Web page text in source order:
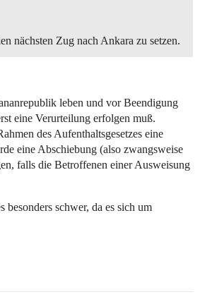
nächsten Zug nach Ankara zu setzen.
leben und vor Beendigung
eine Verurteilung erfolgen muß.
des Aufenthaltsgesetzes eine
eine Abschiebung (also zwangsweise
falls die Betroffenen einer Ausweisung
schwer, da es sich um